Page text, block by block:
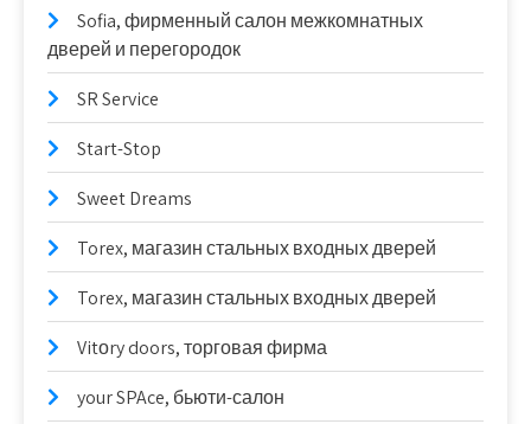
Sofia, фирменный салон межкомнатных
дверей и перегородок
SR Service
Start-Stop
Sweet Dreams
Torex, магазин стальных входных дверей
Torex, магазин стальных входных дверей
Vitоry doors, торговая фирма
your SPAce, бьюти-салон